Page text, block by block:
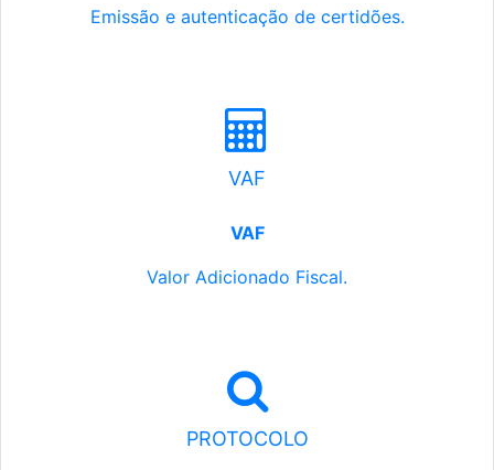
Emissão e autenticação de certidões.
VAF
VAF
Valor Adicionado Fiscal.
PROTOCOLO